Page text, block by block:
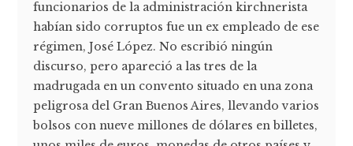
funcionarios de la administración kirchnerista
habían sido corruptos fue un ex empleado de ese
régimen, José López. No escribió ningún
discurso, pero apareció a las tres de la
madrugada en un convento situado en una zona
peligrosa del Gran Buenos Aires, llevando varios
bolsos con nueve millones de dólares en billetes,